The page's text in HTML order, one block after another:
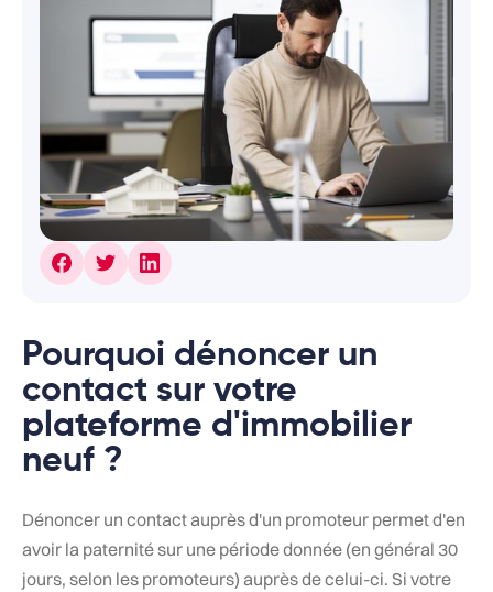
Pourquoi dénoncer un
contact sur votre
plateforme d'immobilier
neuf ?
Dénoncer un contact auprès d'un promoteur permet d'en
avoir la paternité sur une période donnée (en général 30
jours, selon les promoteurs) auprès de celui-ci. Si votre